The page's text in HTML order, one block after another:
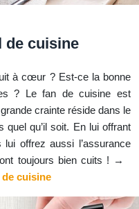
de cuisine
à cœur ? Est-ce la bonne
? Le fan de cuisine est
crainte réside dans le
qu’il soit. En lui offrant
offrez aussi l’assurance
toujours bien cuits ! →
cuisine